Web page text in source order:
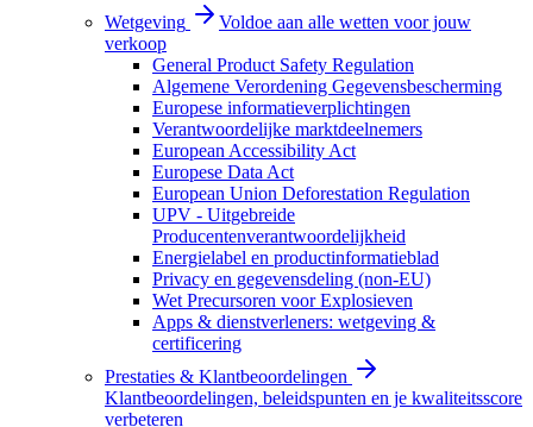
Wetgeving
Voldoe aan alle wetten voor jouw
verkoop
General Product Safety Regulation
Algemene Verordening Gegevensbescherming
Europese informatieverplichtingen
Verantwoordelijke marktdeelnemers
European Accessibility Act
Europese Data Act
European Union Deforestation Regulation
UPV - Uitgebreide
Producentenverantwoordelijkheid
Energielabel en productinformatieblad
Privacy en gegevensdeling (non-EU)
Wet Precursoren voor Explosieven
Apps & dienstverleners: wetgeving &
certificering
Prestaties & Klantbeoordelingen
Klantbeoordelingen, beleidspunten en je kwaliteitsscore
verbeteren